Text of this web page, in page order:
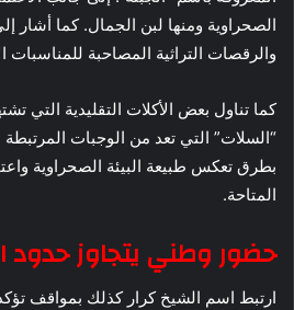
الصحراوية ومنها لبن الجمال. كما أشار
والرقصات التراثية المصاحبة للمناسبات
كما تناول بعض الأكلات التقليدية التي
“السلات” التي تعد من الوجبات
بطرق تعكس طبيعة البيئة الصحراوية
المتاحة.
حضور وطني يتجاوز حدود
ارتبط اسم الشيخ كرار كذلك بمواقف تؤكد